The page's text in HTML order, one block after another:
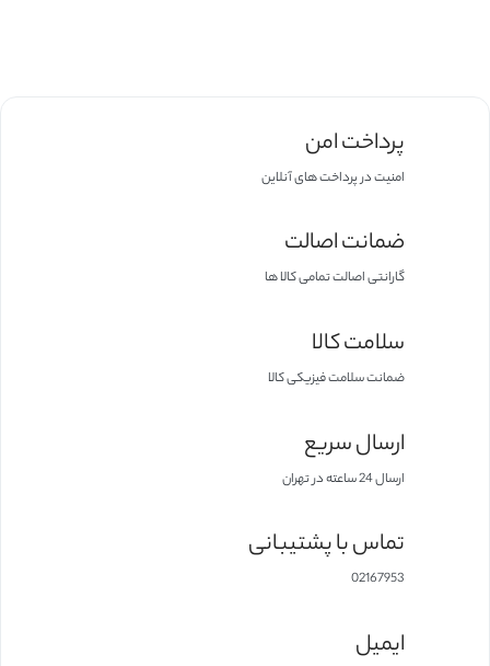
پرداخت امن
امنیت در پرداخت های آنلاین
ضمانت اصالت
گارانتی اصالت تمامی کالا ها
سلامت کالا
ضمانت سلامت فیزیکی کالا
ارسال سریع
ارسال 24 ساعته در تهران
تماس با پشتیبانی
02167953
ایمیل